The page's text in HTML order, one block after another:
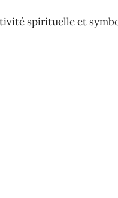
spirituelle et